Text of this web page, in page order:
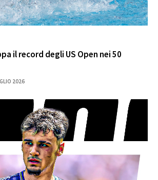
il record degli US Open nei 50
2026